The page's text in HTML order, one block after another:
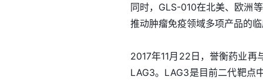
同时，GLS-010在北美、欧洲
推动肿瘤免疫领域多项产品的
2017年11月22日，誉衡药业再
LAG3。LAG3是目前二代靶点